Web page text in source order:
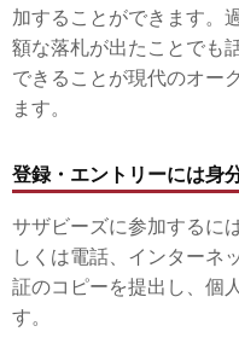
加することができます。
額な落札が出たことでも
できることが現代のオー
ます。
登録・エントリーには身
サザビーズに参加するに
しくは電話、インターネ
証のコピーを提出し、個
す。